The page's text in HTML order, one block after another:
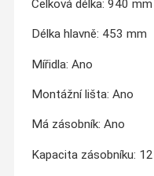
Celková délka: 940 mm
Délka hlavně: 453 mm
Mířidla: Ano
Montážní lišta: Ano
Má zásobník: Ano
Kapacita zásobníku: 12